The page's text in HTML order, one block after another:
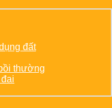
đất
thường